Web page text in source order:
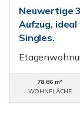
Neuwertige
Aufzug, ideal
Singles.
78,86 m²
WOHNFLÄCHE